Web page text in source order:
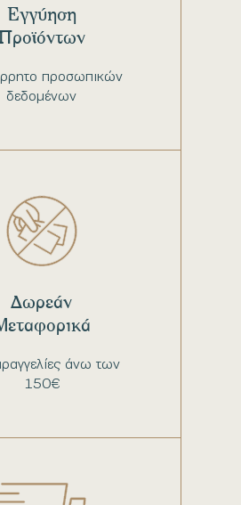
προσωπικών
δεδομένων
Εγγύηση
άνω των
150€
Δωρεάν